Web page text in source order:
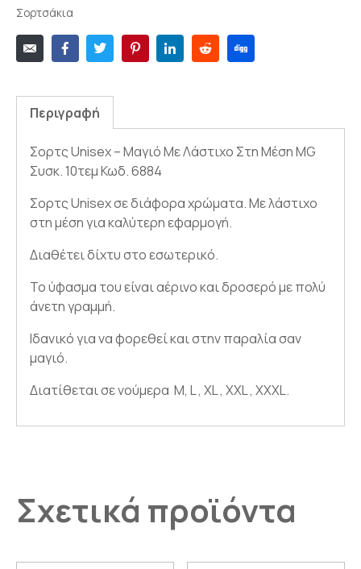
Σορτσάκια
Περιγραφή
Σορτς Unisex – Μαγιό Με Λάστιχο Στη Μέση MG
Συσκ. 10τεμ Κωδ. 6884
Σορτς Unisex σε διάφορα χρώματα. Με λάστιχο
στη μέση για καλύτερη εφαρμογή.
Διαθέτει δίχτυ στο εσωτερικό.
Το ύφασμα του είναι αέρινο και δροσερό με πολύ
άνετη γραμμή.
Ιδανικό για να φορεθεί και στην παραλία σαν
μαγιό.
Διατίθεται σε νούμερα M, L , XL , XXL , XXXL.
Σχετικά προϊόντα